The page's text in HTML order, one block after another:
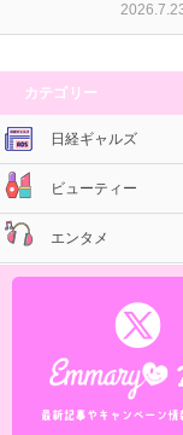
カテゴリー
日経ギャルズ
ビューティー
エンタメ